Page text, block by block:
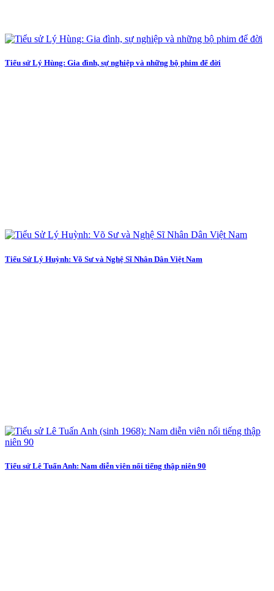
Tiểu sử Lý Hùng: Gia đình, sự nghiệp và những bộ phim để đời
Tiểu Sử Lý Huỳnh: Võ Sư và Nghệ Sĩ Nhân Dân Việt Nam
Tiểu sử Lê Tuấn Anh: Nam diễn viên nổi tiếng thập niên 90